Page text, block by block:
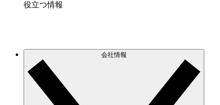
役立つ情報
会社情報